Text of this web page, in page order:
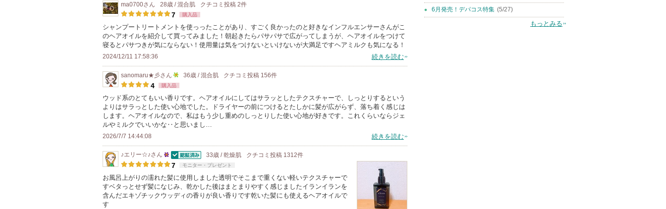
入
り
登
録
れ
て
い
ま
す
ma0700さん 28歳 / 混合肌 クチコミ投稿 2件
7 購入品
シャンプートリートメントを使っったことがあり、すごく良かったのと好きなインフルエンサーさんがこ
のヘアオイルを紹介して買ってみました！朝起きたらパサパサで広がってしまうが、ヘアオイルをつけて
寝るとパサつきが気にならない！使用量は気をつけないといけないが大満足ですヘアミルクも気になる！
2024/12/11 17:58:36 続きを読む
sanomaru★彡さん
5
人
以
上
ン
バ
ー
に
36歳 / 混合肌 クチコミ投稿 156件
4 購入品
ウッド系のとてもいい香りです。ヘアオイルにしてはサラッとしたテクスチャーで、しっとりするという
よりはサラっとした使い心地でした。ドライヤーの前につけるとたしかに髪が広がらず、落ち着く感じは
します。ヘアオイルなので、私はもう少し重めのしっとりした使い心地が好きです。これくらいならジェ
ルやミルクでいいかな‥と思いまし…
2026/7/7 14:44:08 続きを読む
♪エリー☆♪さん
25
人
以
上
認証済
33歳 / 乾燥肌 クチコミ投稿 1312件
7 モニター・プレゼント
お風呂上がりの濡れた髪に使用しました透明でそこまで重くない軽いテクスチャーで
すベタっとせず髪になじみ、乾かした後はまとまりやすく感じましたイランイランを
含んだエキゾチックウッディの香りが良い香りです乾いた髪にも使えるヘアオイルで
す
6月発売！デパコス特集 (5/27)
もっとみる